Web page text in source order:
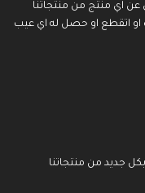
اي منتج من منتجاتنا
او اتقطع او حصل له اي عيب
جديد من منتجاتنا